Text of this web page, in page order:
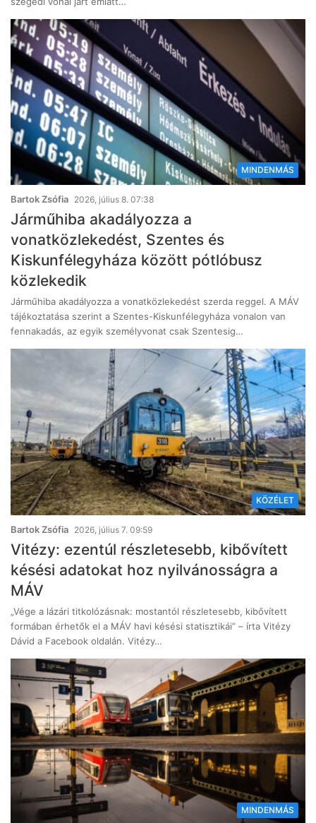
MINDENMÁS
Bartok Zsófia 2026, július 8. 07:38
Járműhiba akadályozza a
vonatközlekedést, Szentes és
Kiskunfélegyháza között pótlóbusz
közlekedik
Járműhiba akadályozza a vonatközlekedést szerda reggel. A MÁV
tájékoztatása szerint a Szentes-Kiskunfélegyháza vonalon van
fennakadás, az egyik személyvonat csak Szentesig…
KÖZÉLET
Bartok Zsófia 2026, július 7. 09:59
Vitézy: ezentúl részletesebb, kibővített
késési adatokat hoz nyilvánosságra a
MÁV
„Vége a lázári titkolózásnak: mostantól részletesebb, kibővített
formában érhetők el a MÁV havi késési statisztikái” – írta Vitézy
Dávid a Facebook oldalán. Vitézy…
MINDENMÁS